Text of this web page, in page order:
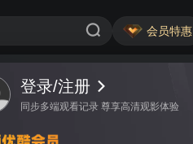
会员特惠
登录/注册
同步多端观看记录 尊享高清观影体验